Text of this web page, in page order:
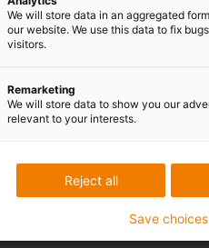
posuvy.
We will store data in an aggregated
our website. We use this data to fix
visitors.
Remarketing
We will store data to show you our
relevant to your interests.
Reject all
Save choices